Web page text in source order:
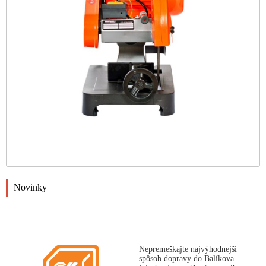
Novinky
Nepremeškajte najvýhodnejší
spôsob dopravy do Balíkova